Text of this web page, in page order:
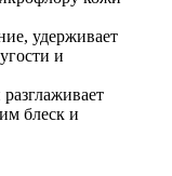
удерживает
и
блеск и